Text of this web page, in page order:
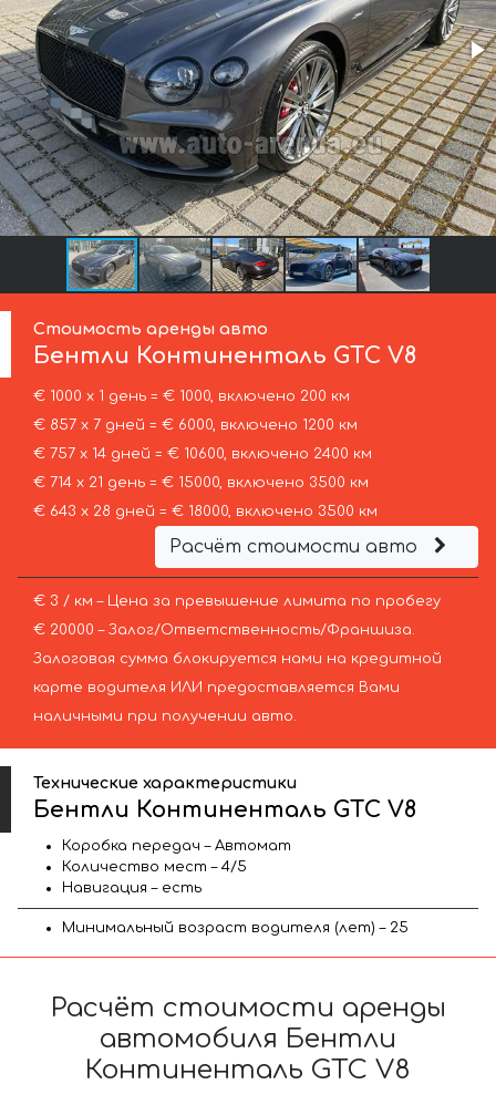
Стоимость аренды авто
Бентли Континенталь GTC V8
€ 1000 х 1 день = € 1000, включено 200 км
€ 857 х 7 дней = € 6000, включено 1200 км
€ 757 х 14 дней = € 10600, включено 2400 км
€ 714 х 21 день = € 15000, включено 3500 км
€ 643 х 28 дней = € 18000, включено 3500 км
Расчёт стоимости авто
€ 3 / км – Цена за превышение лимита по пробегу
€ 20000 – Залог/Ответственность/Франшиза.
Залоговая сумма блокируется нами на кредитной
карте водителя ИЛИ предоставляется Вами
наличными при получении авто.
Технические характеристики
Бентли Континенталь GTC V8
Коробка передач – Автомат
Количество мест – 4/5
Навигация – есть
Минимальный возраст водителя (лет) – 25
Расчёт стоимости аренды
автомобиля Бентли
Континенталь GTC V8